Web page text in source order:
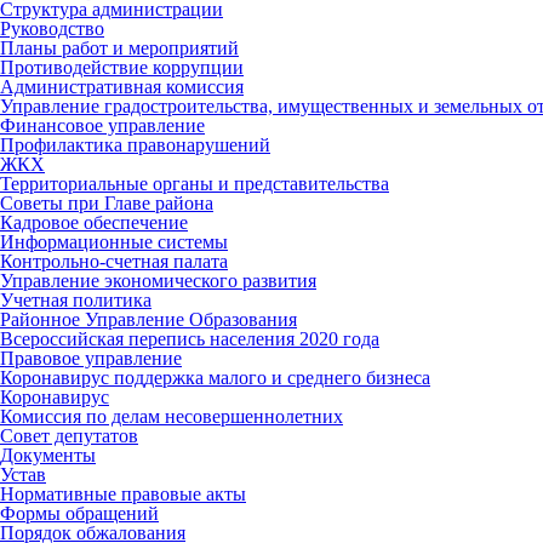
Структура администрации
Руководство
Планы работ и мероприятий
Противодействие коррупции
Административная комиссия
Управление градостроительства, имущественных и земельных
Финансовое управление
Профилактика правонарушений
ЖКХ
Территориальные органы и представительства
Советы при Главе района
Кадровое обеспечение
Информационные системы
Контрольно-счетная палата
Управление экономического развития
Учетная политика
Районное Управление Образования
Всероссийская перепись населения 2020 года
Правовое управление
Коронавирус поддержка малого и среднего бизнеса
Коронавирус
Комиссия по делам несовершеннолетних
Совет депутатов
Документы
Устав
Нормативные правовые акты
Формы обращений
Порядок обжалования